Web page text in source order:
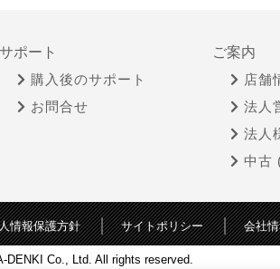
サポート
購入後のサポート
お問合せ
ご案内
店舗
法人
法人
中古
情報保護方針 サイトポリシー 会社
DENKI Co., Ltd. All rights reserved.